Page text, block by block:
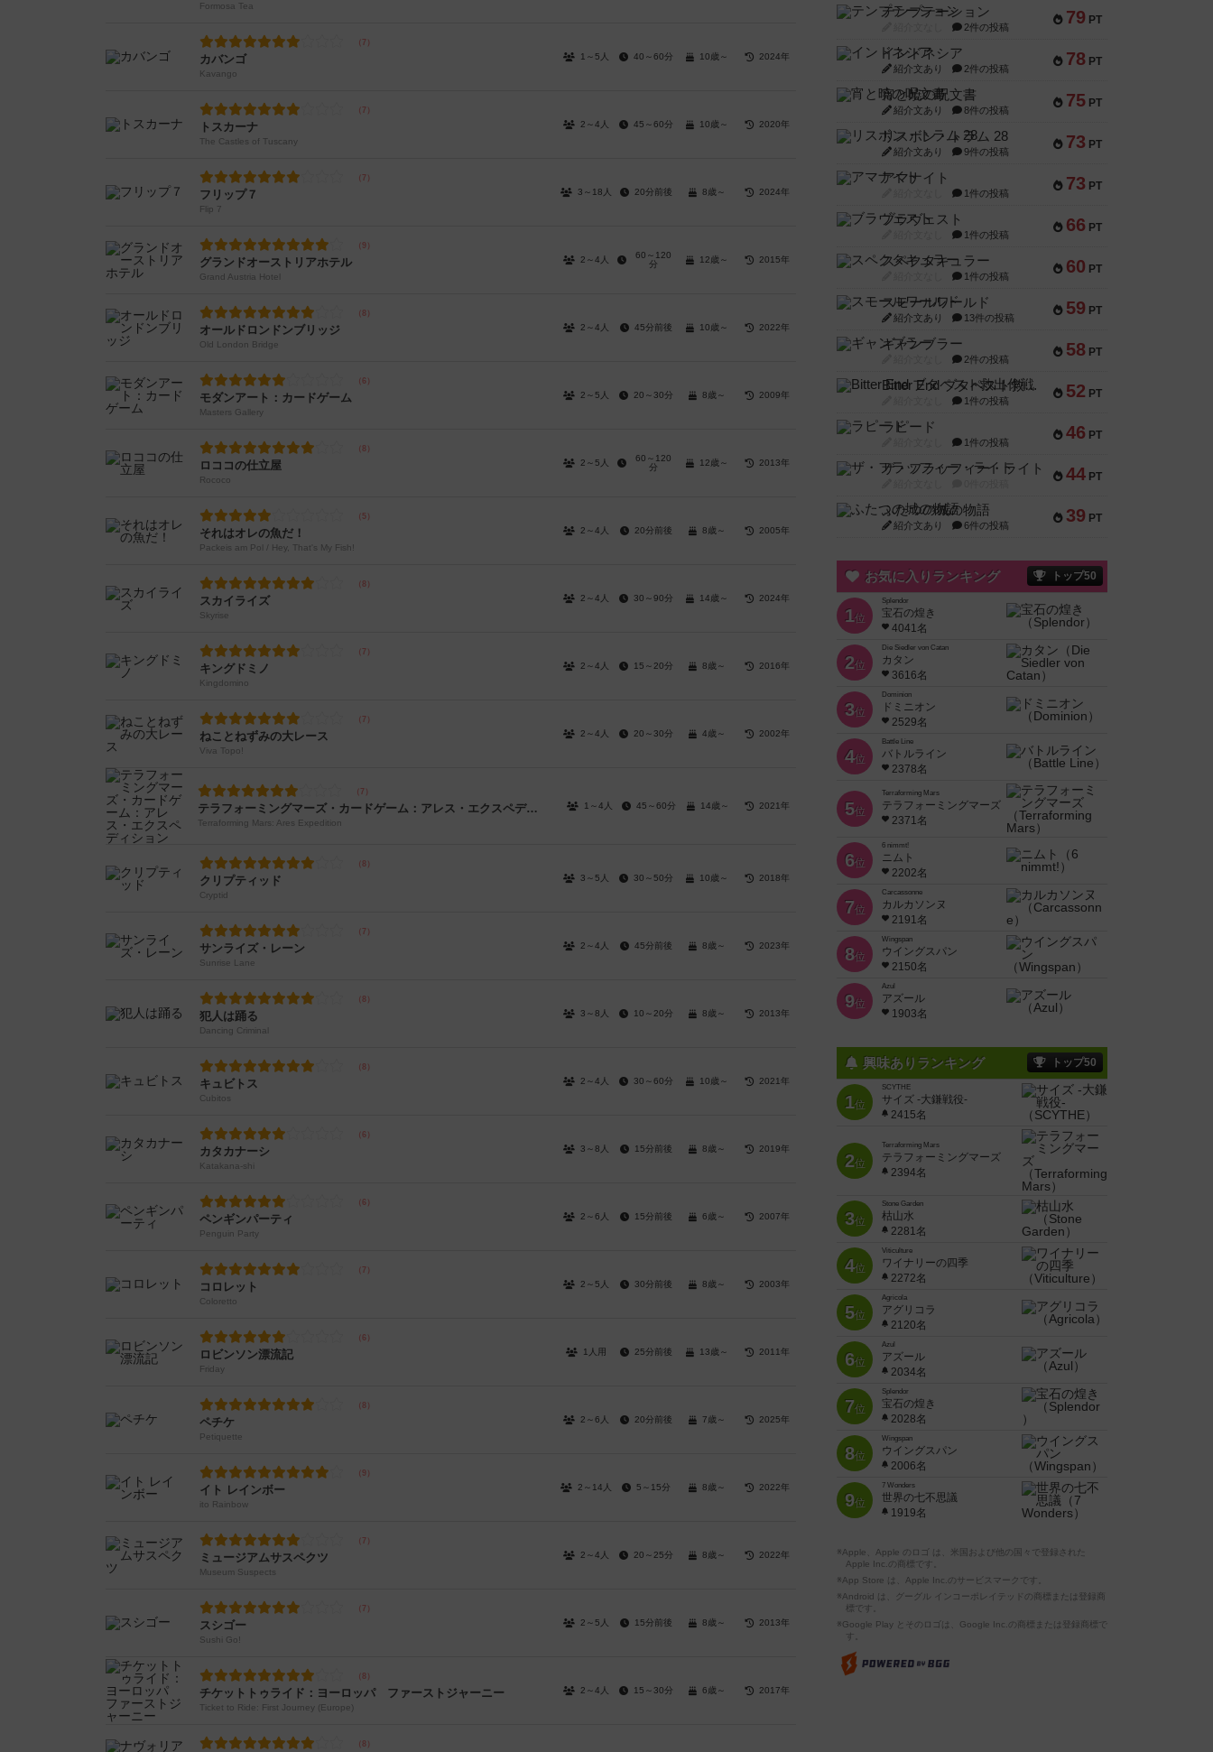
Formosa Tea
カバンゴ
Kavango
1～5人 40～60分 10歳～ 2024年
トスカーナ
The Castles of Tuscany
2～4人 45～60分 10歳～ 2020年
フリップ７
Flip 7
3～18人 20分前後 8歳～ 2024年
グランドオーストリアホテル
Grand Austria Hotel
2～4人
60～120
分
12歳～ 2015年
オールドロンドンブリッジ
Old London Bridge
2～4人 45分前後 10歳～ 2022年
モダンアート：カードゲーム
Masters Gallery
2～5人 20～30分 8歳～ 2009年
ロココの仕立屋
Rococo
2～5人
60～120
分
12歳～ 2013年
それはオレの魚だ！
Packeis am Pol / Hey, That's My Fish!
2～4人 20分前後 8歳～ 2005年
スカイライズ
Skyrise
2～4人 30～90分 14歳～ 2024年
キングドミノ
Kingdomino
2～4人 15～20分 8歳～ 2016年
ねことねずみの大レース
Viva Topo!
2～4人 20～30分 4歳～ 2002年
テラフォーミングマーズ・カードゲーム：アレス・エクスペディション
Terraforming Mars: Ares Expedition
1～4人 45～60分 14歳～ 2021年
クリプティッド
Cryptid
3～5人 30～50分 10歳～ 2018年
サンライズ・レーン
Sunrise Lane
2～4人 45分前後 8歳～ 2023年
犯人は踊る
Dancing Criminal
3～8人 10～20分 8歳～ 2013年
キュビトス
Cubitos
2～4人 30～60分 10歳～ 2021年
カタカナーシ
Katakana-shi
3～8人 15分前後 8歳～ 2019年
ペンギンパーティ
Penguin Party
2～6人 15分前後 6歳～ 2007年
コロレット
Coloretto
2～5人 30分前後 8歳～ 2003年
ロビンソン漂流記
Friday
1人用 25分前後 13歳～ 2011年
ペチケ
Petiquette
2～6人 20分前後 7歳～ 2025年
イト レインボー
ito Rainbow
2～14人 5～15分 8歳～ 2022年
ミュージアムサスペクツ
Museum Suspects
2～4人 20～25分 8歳～ 2022年
スシゴー
Sushi Go!
2～5人 15分前後 8歳～ 2013年
チケットトゥライド：ヨーロッパ ファーストジャーニー
Ticket to Ride: First Journey (Europe)
2～4人 15～30分 6歳～ 2017年
79 PT
テンプテーション
2件の投稿
78 PT
インドネシア
紹介文あり 2件の投稿
75 PT
宵と暁の呪文書
紹介文あり 8件の投稿
73 PT
リスボン・トラム 28
紹介文あり 9件の投稿
73 PT
アマナイト
1件の投稿
66 PT
ブラヴェスト
1件の投稿
60 PT
スペクタキュラー
1件の投稿
59 PT
スモールワールド
紹介文あり 13件の投稿
58 PT
ギャンブラー
2件の投稿
52 PT
Bitter End ブタペスト救出作戦
1件の投稿
46 PT
ラピード
1件の投稿
44 PT
ザ・フラッフィー・ライト
39 PT
ふたつの城の物語
紹介文あり 6件の投稿
お気に入りランキング トップ50
1位
Splendor
宝石の煌き
4041名
2位
Die Siedler von Catan
カタン
3616名
3位
Dominion
ドミニオン
2529名
4位
Battle Line
バトルライン
2378名
5位
Terraforming Mars
テラフォーミングマーズ
2371名
6位
6 nimmt!
ニムト
2202名
7位
Carcassonne
カルカソンヌ
2191名
8位
Wingspan
ウイングスパン
2150名
9位
Azul
アズール
1903名
興味ありランキング トップ50
1位
SCYTHE
サイズ -大鎌戦役-
2415名
2位
Terraforming Mars
テラフォーミングマーズ
2394名
3位
Stone Garden
枯山水
2281名
4位
Viticulture
ワイナリーの四季
2272名
5位
Agricola
アグリコラ
2120名
6位
Azul
アズール
2034名
7位
Splendor
宝石の煌き
2028名
8位
Wingspan
ウイングスパン
2006名
9位
7 Wonders
世界の七不思議
1919名
※Apple、Apple のロゴ は、米国および他の国々で登録された
Apple Inc.の商標です。
※App Store は、Apple Inc.のサービスマークです。
※Android は、グーグル インコーポレイテッドの商標または登録商
標です。
※Google Play とそのロゴは、Google Inc.の商標または登録商標で
す。